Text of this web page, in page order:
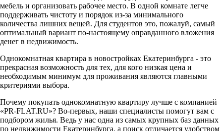
мебель и организовать рабочее место. В одной комнате легче
поддерживать чистоту и порядок из-за минимального
количества лишних вещей. Для студентов это, пожалуй, самый
оптимальный вариант по-настоящему оправданного вложения
денег в недвижимость.
Однокомнатная квартира в новостройках Екатеринбурга - это
прекрасная возможность для тех, для кого низкая цена и
необходимым минимум для проживания являются главными
критериями выбора.
Почему покупать однокомнатную квартиру лучше с компанией
«PR-FLAT.RU»? Во-первых, наши специалисты помогут вам с
подбором жилья. Ведь у нас одна из самых крупных баз данных
по недвижимости Екатеринбурга, а поиск отличается удобством